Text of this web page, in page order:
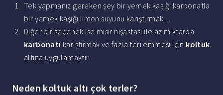
Tek yapmanız gereken şey bir yemek kaşığı karbonatla
bir yemek kaşığı limon suyunu karıştırmak. ...
Diğer bir seçenek ise mısır nişastası ile az miktarda
karbonatı karıştırmak ve fazla teri emmesi için koltuk
altına uygulamaktır.
Neden koltuk altı çok terler?